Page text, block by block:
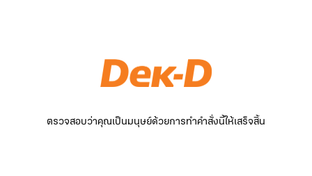
ตรวจสอบว่าคุณเป็นมนุษย์ด้วยการทำคำสั่งนี้ให้เสร็จสิ้น